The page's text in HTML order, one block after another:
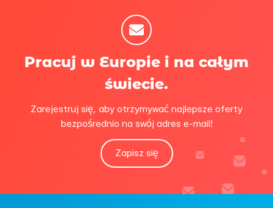
Pracuj w Europie i na całym
świecie.
Zarejestruj się, aby otrzymywać najlepsze oferty
bezpośrednio na swój adres e-mail!
Zapisz się